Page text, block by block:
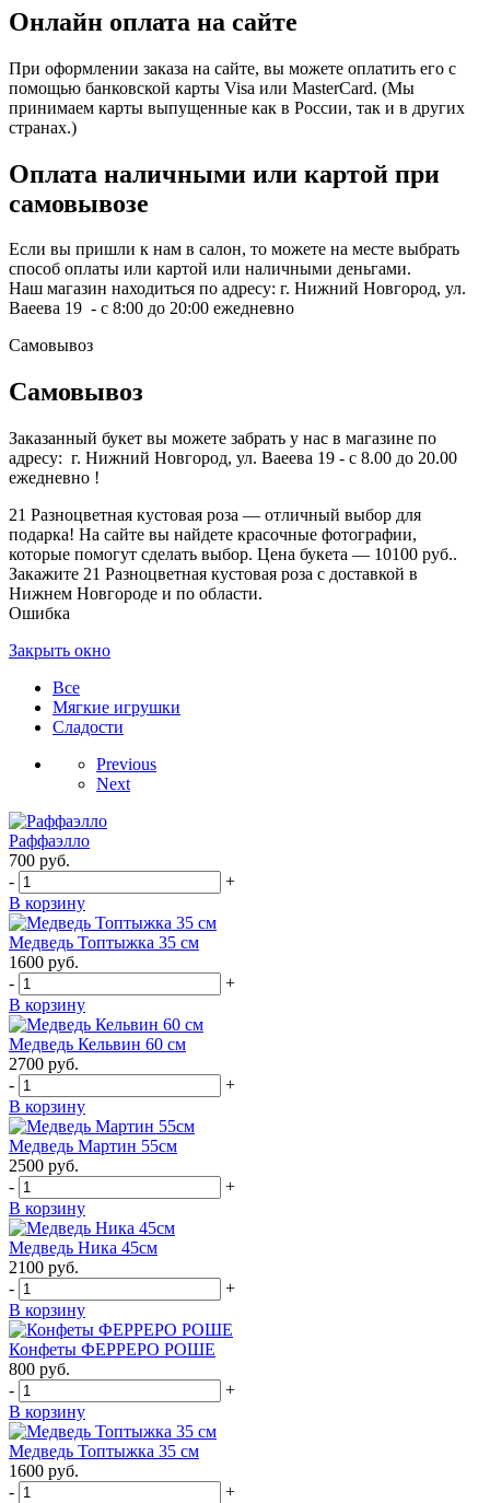
Онлайн оплата на сайте
При оформлении заказа на сайте, вы можете оплатить его с
помощью банковской карты Visa или MasterCard. (Мы
принимаем карты выпущенные как в России, так и в других
странах.)
Оплата наличными или картой при
самовывозе
Если вы пришли к нам в салон, то можете на месте выбрать
способ оплаты или картой или наличными деньгами.
Наш магазин находиться по адресу: г. Нижний Новгород, ул.
Ваеева 19 - с 8:00 до 20:00 ежедневно
Самовывоз
Самовывоз
Заказанный букет вы можете забрать у нас в магазине по
адресу: г. Нижний Новгород, ул. Ваеева 19 - с 8.00 до 20.00
ежедневно !
21 Разноцветная кустовая роза — отличный выбор для
подарка! На сайте вы найдете красочные фотографии,
которые помогут сделать выбор. Цена букета — 10100 руб..
Закажите 21 Разноцветная кустовая роза с доставкой в
Нижнем Новгороде и по области.
Ошибка
Закрыть окно
Все
Мягкие игрушки
Сладости
Previous
Next
Раффаэлло
700 руб.
-
+
В корзину
Медведь Топтыжка 35 см
1600 руб.
-
+
В корзину
Медведь Кельвин 60 см
2700 руб.
-
+
В корзину
Медведь Мартин 55см
2500 руб.
-
+
В корзину
Медведь Ника 45см
2100 руб.
-
+
В корзину
Конфеты ФЕРРЕРО РОШЕ
800 руб.
-
+
В корзину
Медведь Топтыжка 35 см
1600 руб.
-
+